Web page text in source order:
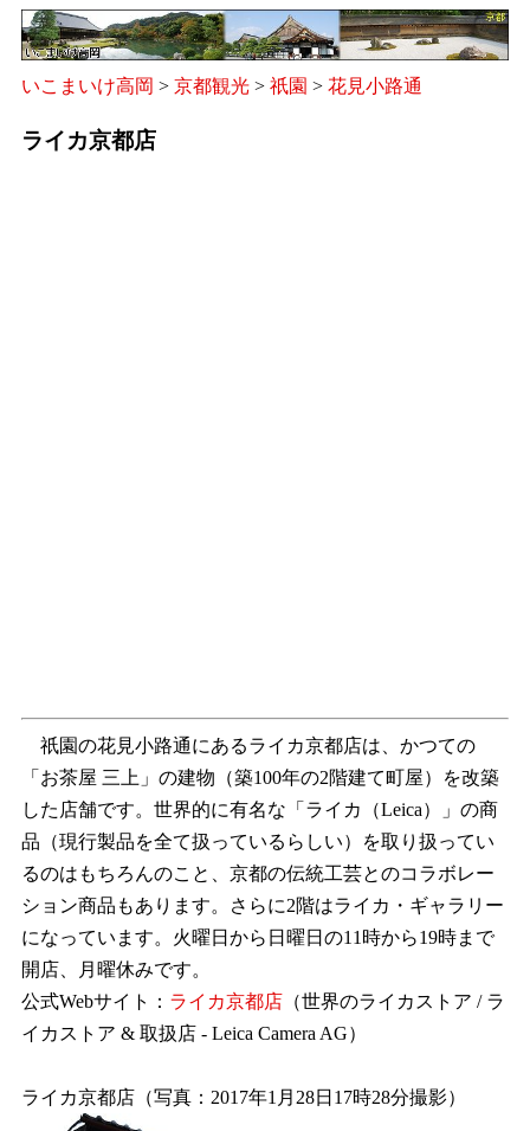
いこまいけ高岡 > 京都観光 > 祇園 > 花見小路通
ライカ京都店
祇園の花見小路通にあるライカ京都店は、かつての
「お茶屋 三上」の建物（築100年の2階建て町屋）を改築
した店舗です。世界的に有名な「ライカ（Leica）」の商
品（現行製品を全て扱っているらしい）を取り扱ってい
るのはもちろんのこと、京都の伝統工芸とのコラボレー
ション商品もあります。さらに2階はライカ・ギャラリー
になっています。火曜日から日曜日の11時から19時まで
開店、月曜休みです。
公式Webサイト： ライカ京都店 （世界のライカストア / ラ
イカストア & 取扱店 - Leica Camera AG）
ライカ京都店（写真：2017年1月28日17時28分撮影）